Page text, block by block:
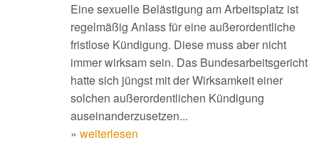
Eine sexuelle Belästigung am Arbeitsplatz ist
regelmäßig Anlass für eine außerordentliche
fristlose Kündigung. Diese muss aber nicht
immer wirksam sein. Das Bundesarbeitsgericht
hatte sich jüngst mit der Wirksamkeit einer
solchen außerordentlichen Kündigung
auseinanderzusetzen...
» weiterlesen